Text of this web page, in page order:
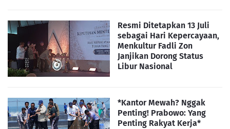
Resmi Ditetapkan 13 Juli
sebagai Hari Kepercayaan,
Menkultur Fadli Zon
Janjikan Dorong Status
Libur Nasional
*Kantor Mewah? Nggak
Penting! Prabowo: Yang
Penting Rakyat Kerja*